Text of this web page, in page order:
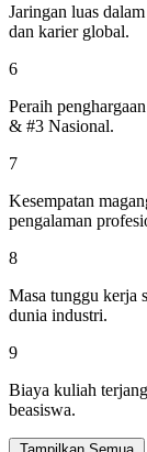
Jaringan luas
dan karier global.
6
Peraih
& #3 Nasional.
7
Kesempatan
pengalaman
8
Masa tunggu kerja
dunia industri.
9
Biaya kuliah
beasiswa.